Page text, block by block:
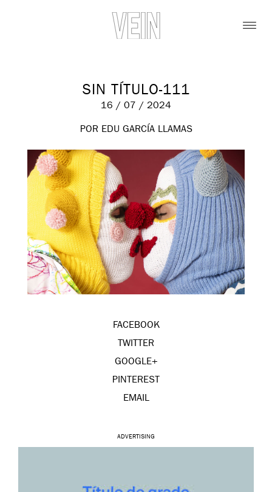
SIN TÍTULO-111
16 / 07 / 2024
POR EDU GARCÍA LLAMAS
FACEBOOK
TWITTER
GOOGLE+
PINTEREST
EMAIL
ADVERTISING